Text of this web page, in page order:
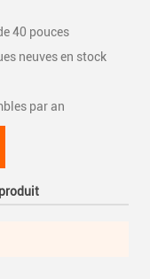
40 pouces
neuves en stock
par an